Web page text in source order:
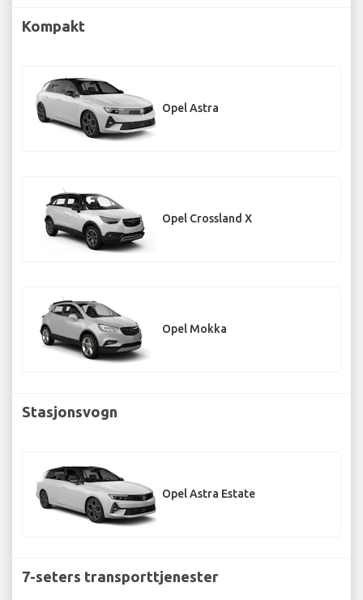
Kompakt
Opel Astra
Opel Crossland X
Opel Mokka
Stasjonsvogn
Opel Astra Estate
7-seters transporttjenester